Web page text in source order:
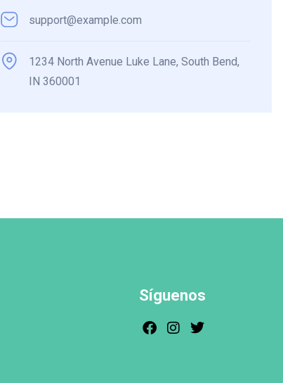
support@example.com
1234 North Avenue Luke Lane, South Bend,
IN 360001
Síguenos